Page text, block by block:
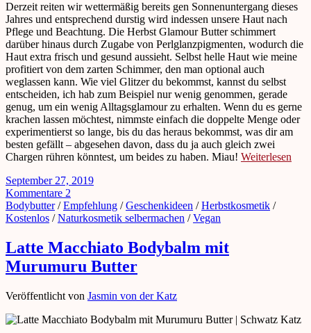
Derzeit reiten wir wettermäßig bereits gen Sonnenuntergang dieses
Jahres und entsprechend durstig wird indessen unsere Haut nach
Pflege und Beachtung. Die Herbst Glamour Butter schimmert
darüber hinaus durch Zugabe von Perlglanzpigmenten, wodurch die
Haut extra frisch und gesund aussieht. Selbst helle Haut wie meine
profitiert von dem zarten Schimmer, den man optional auch
weglassen kann. Wie viel Glitzer du bekommst, kannst du selbst
entscheiden, ich hab zum Beispiel nur wenig genommen, gerade
genug, um ein wenig Alltagsglamour zu erhalten. Wenn du es gerne
krachen lassen möchtest, nimmste einfach die doppelte Menge oder
experimentierst so lange, bis du das heraus bekommst, was dir am
besten gefällt – abgesehen davon, dass du ja auch gleich zwei
Chargen rühren könntest, um beides zu haben. Miau! Weiterlesen
September 27, 2019
Kommentare 2
Bodybutter/Empfehlung /Geschenkideen /Herbstkosmetik /
Kostenlos /Naturkosmetik selbermachen /Vegan
Latte Macchiato Bodybalm mit
Murumuru Butter
Veröffentlicht von Jasmin von der Katz